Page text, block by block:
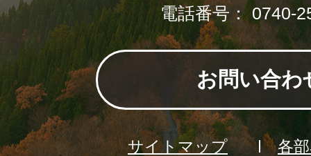
電話番号： 0740-
お問い合わ
サイトマップ
各